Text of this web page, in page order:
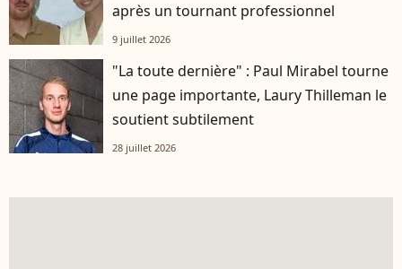
après un tournant professionnel
9 juillet 2026
"La toute dernière" : Paul Mirabel tourne
une page importante, Laury Thilleman le
soutient subtilement
28 juillet 2026